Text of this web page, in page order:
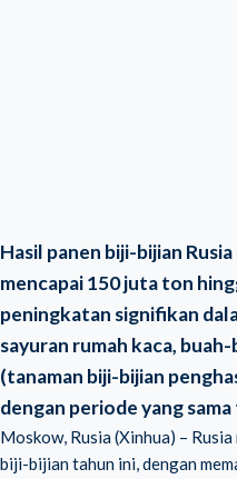
Hasil panen biji-bijian
mencapai 150 juta ton
peningkatan signifikan
sayuran rumah kaca,
(tanaman biji-bijian
dengan periode yang
Moskow, Rusia (Xinhua) –
biji-bijian tahun ini, dengan